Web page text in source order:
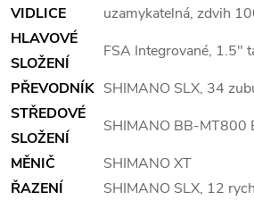
VIDLICE
uzamykatelná, zdvih
HLAVOVÉ
SLOŽENÍ
FSA Integrované, 1.5"
PŘEVODNÍK SHIMANO SLX, 34
STŘEDOVÉ
SLOŽENÍ
SHIMANO BB-MT800
MĚNIČ
SHIMANO XT
ŘAZENÍ
SHIMANO SLX, 12